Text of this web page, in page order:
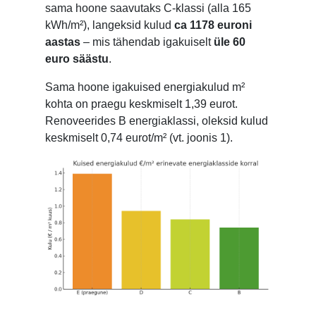
sama hoone saavutaks C-klassi (alla 165
kWh/m²), langeksid kulud ca 1178 euroni
aastas – mis tähendab igakuiselt üle 60
euro säästu.
Sama hoone igakuised energiakulud m²
kohta on praegu keskmiselt 1,39 eurot.
Renoveerides B energiaklassi, oleksid kulud
keskmiselt 0,74 eurot/m² (vt. joonis 1).